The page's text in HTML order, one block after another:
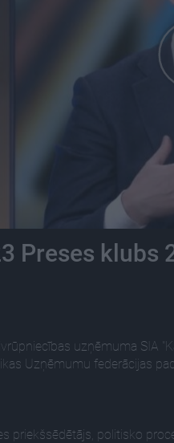
Preses klubs
uzņēmuma SIA
Uzņēmumu federācijas
priekšsēdētājs, politisko